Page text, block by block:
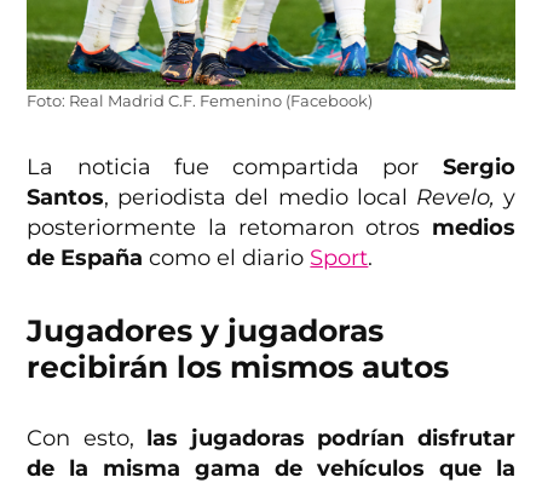
Foto: Real Madrid C.F. Femenino (Facebook)
La noticia fue compartida por Sergio
Santos, periodista del medio local Revelo, y
posteriormente la retomaron otros medios
de Españacomo el diario Sport.
Jugadores y jugadoras
recibirán los mismos autos
Con esto, las jugadoras podrían disfrutar
de la misma gama de vehículos que la